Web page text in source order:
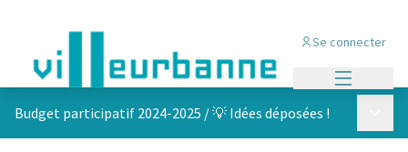
Se connecter
Budget participatif 2024-2025 /💡 Idées déposées !